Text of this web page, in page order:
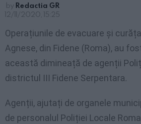
by Redactia GR
12/11/2020, 15:25
Operațiunile de evacuare și
Agnese, din Fidene (Roma), au
această dimineață de agenții
districtul III Fidene Serpentara.
Agenții, ajutați de organele
de personalul Poliției Locale